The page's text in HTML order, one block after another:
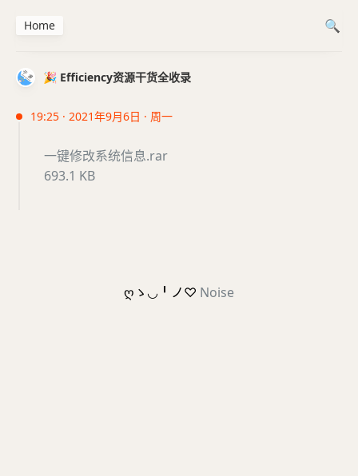
🎉 Efficiency资源干货全收录
19:25 · 2021年9月6日 · 周一
一键修改系统信息.rar
693.1 KB
Home
ღゝ◡╹ノ♡ Noise